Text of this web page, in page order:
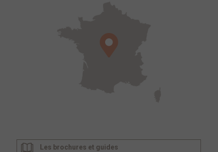
Les brochures et guides